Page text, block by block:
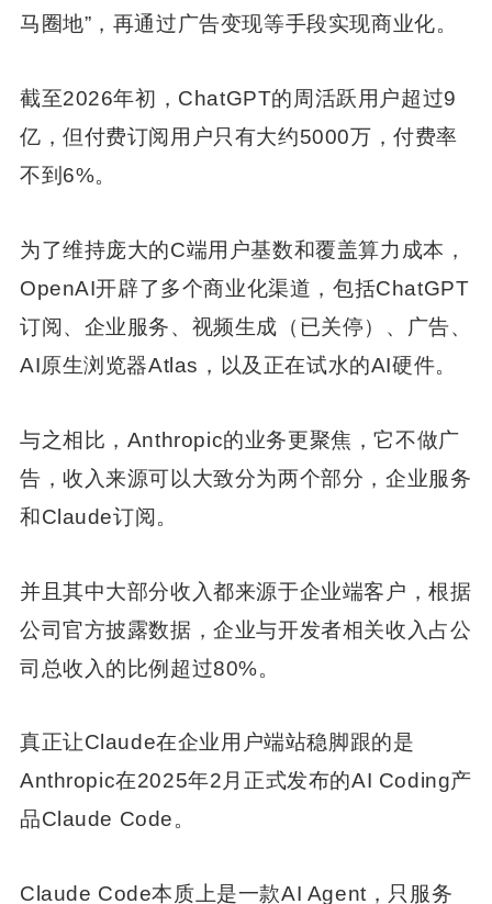
马圈地”，再通过广告变现等手段实现商业化。
截至2026年初，ChatGPT的周活跃用户超过9
亿，但付费订阅用户只有大约5000万，付费率
不到6%。
为了维持庞大的C端用户基数和覆盖算力成本，
OpenAI开辟了多个商业化渠道，包括ChatGPT
订阅、企业服务、视频生成（已关停）、广告、
AI原生浏览器Atlas，以及正在试水的AI硬件。
与之相比，Anthropic的业务更聚焦，它不做广
告，收入来源可以大致分为两个部分，企业服务
和Claude订阅。
并且其中大部分收入都来源于企业端客户，根据
公司官方披露数据，企业与开发者相关收入占公
司总收入的比例超过80%。
真正让Claude在企业用户端站稳脚跟的是
Anthropic在2025年2月正式发布的AI Coding产
品Claude Code。
Claude Code本质上是一款AI Agent，只服务